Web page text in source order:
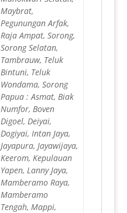
Maybrat,
Pegunungan Arfak,
Raja Ampat, Sorong,
Sorong Selatan,
Tambrauw, Teluk
Bintuni, Teluk
Wondama, Sorong
Papua : Asmat, Biak
Numfor, Boven
Digoel, Deiyai,
Dogiyai, Intan Jaya,
Jayapura, Jayawijaya,
Keerom, Kepulauan
Yapen, Lanny Jaya,
Mamberamo Raya,
Mamberamo
Tengah, Mappi,